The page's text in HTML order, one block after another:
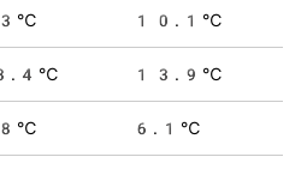
10.1℃
13.9℃
6.1℃